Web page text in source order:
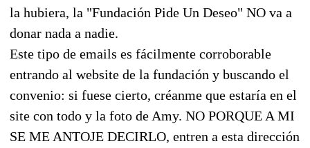
la hubiera, la "Fundación Pide Un Deseo" NO va a
donar nada a nadie.
Este tipo de emails es fácilmente corroborable
entrando al website de la fundación y buscando el
convenio: si fuese cierto, créanme que estaría en el
site con todo y la foto de Amy. NO PORQUE A MI
SE ME ANTOJE DECIRLO, entren a esta dirección